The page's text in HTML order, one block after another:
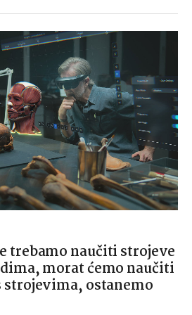
trebamo naučiti strojeve
morat ćemo naučiti
strojevima, ostanemo